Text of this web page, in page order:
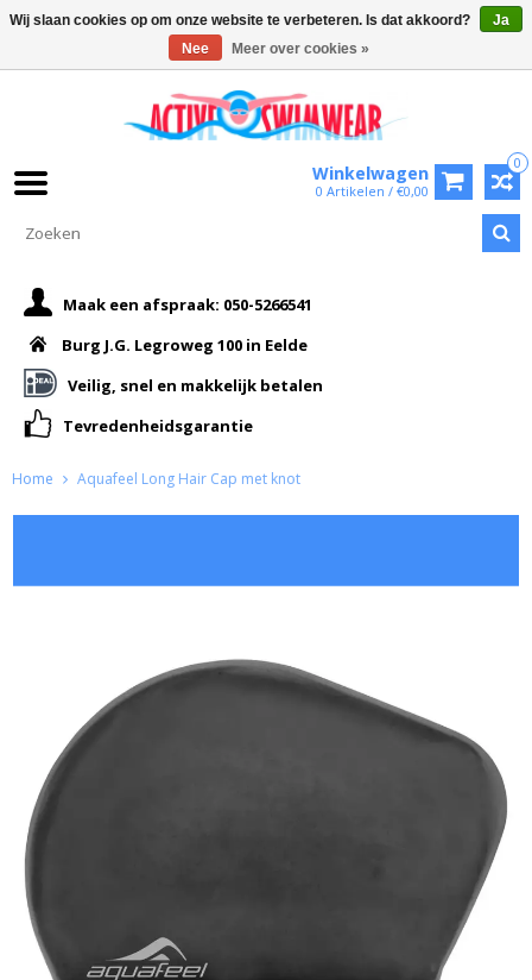
0
Winkelwagen
0 Artikelen / €0,00
Maak een afspraak: 050-5266541
Burg J.G. Legroweg 100 in Eelde
Veilig, snel en makkelijk betalen
Tevredenheidsgarantie
Home Aquafeel Long Hair Cap met knot
Wij slaan cookies op om onze website te verbeteren. Is dat akkoord?
Ja
Nee
Meer over cookies »